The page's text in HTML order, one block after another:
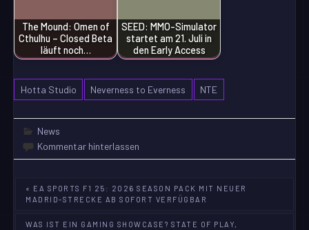
The Mound: Omen of
Cthulhu – Closed Beta
läuft noch…
SEED: MMO-Simulator
startet am 21. Juli in
den Early Access
Hotta Studio Neverness to Everness NTE
News
Kommentar hinterlassen
Beitragsnavigation
« EA SPORTS F1 25: 2026 SEASON PACK MIT NEUER
MADRID-STRECKE AB SOFORT VERFÜGBAR
WAS IST EIN GAMING SHOWCASE? STATE OF PLAY,